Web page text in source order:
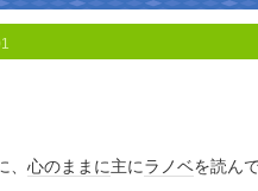
心のままに主にラノベを読ん